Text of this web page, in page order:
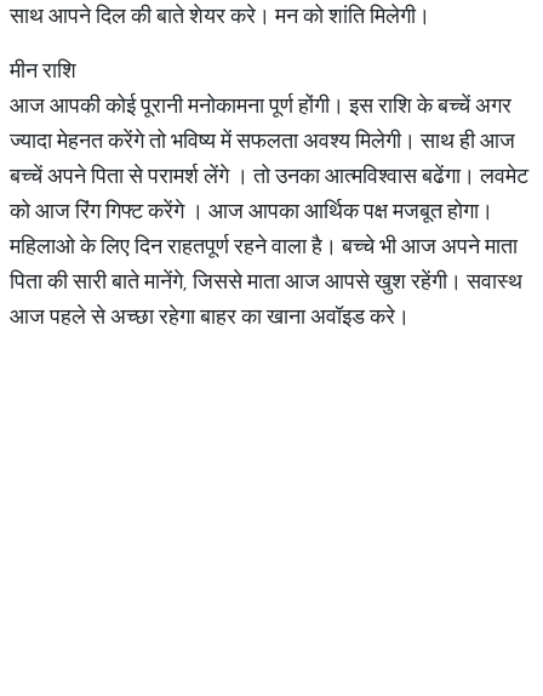
साथ आपने दिल की बाते शेयर करे। मन को शांति मिलेगी।
मीन राशि
आज आपकी कोई पूरानी मनोकामना पूर्ण होंगी। इस राशि के बच्चें अगर
ज्यादा मेहनत करेंगे तो भविष्य में सफलता अवश्य मिलेगी। साथ ही आज
बच्चें अपने पिता से परामर्श लेंगे । तो उनका आत्मविश्वास बढेंगा। लवमेट
को आज रिंग गिफ्ट करेंगे । आज आपका आर्थिक पक्ष मजबूत होगा।
महिलाओ के लिए दिन राहतपूर्ण रहने वाला है। बच्चे भी आज अपने माता
पिता की सारी बाते मानेंगे, जिससे माता आज आपसे खुश रहेंगी। सवास्थ
आज पहले से अच्छा रहेगा बाहर का खाना अवॉइड करे।